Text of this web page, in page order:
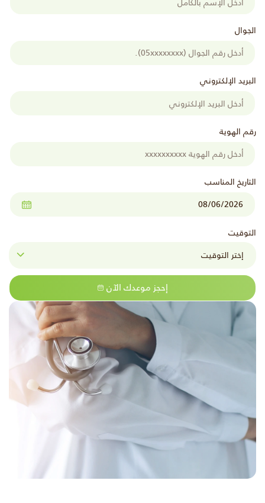
الجوال
البريد الإلكتروني
رقم الهوية
التاريخ المناسب
التوقيت
إحجز موعدك الآن